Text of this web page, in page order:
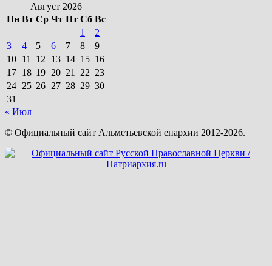
Август 2026
Пн Вт Ср Чт Пт Сб Вс
1
2
3
4 5 6 7 8
9
10 11 12 13 14 15 16
17 18 19 20 21 22 23
24 25 26 27 28 29 30
31
« Июл
© Официальный сайт Альметьевской епархии 2012-2026.